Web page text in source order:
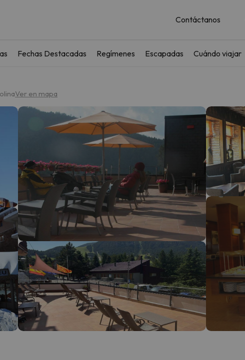
Contáctanos
Fechas Destacadas Regímenes Escapadas Cuándo viajar
Ver en mapa